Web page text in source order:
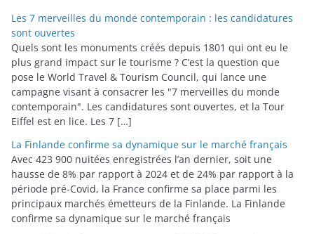
r
i
e
s
Les 7 merveilles du monde contemporain : les candidatures
sont ouvertes
Quels sont les monuments créés depuis 1801 qui ont eu le
plus grand impact sur le tourisme ? C’est la question que
pose le World Travel & Tourism Council, qui lance une
campagne visant à consacrer les "7 merveilles du monde
contemporain". Les candidatures sont ouvertes, et la Tour
Eiffel est en lice. Les 7 […]
La Finlande confirme sa dynamique sur le marché français
Avec 423 900 nuitées enregistrées l’an dernier, soit une
hausse de 8% par rapport à 2024 et de 24% par rapport à la
période pré-Covid, la France confirme sa place parmi les
principaux marchés émetteurs de la Finlande. La Finlande
confirme sa dynamique sur le marché français